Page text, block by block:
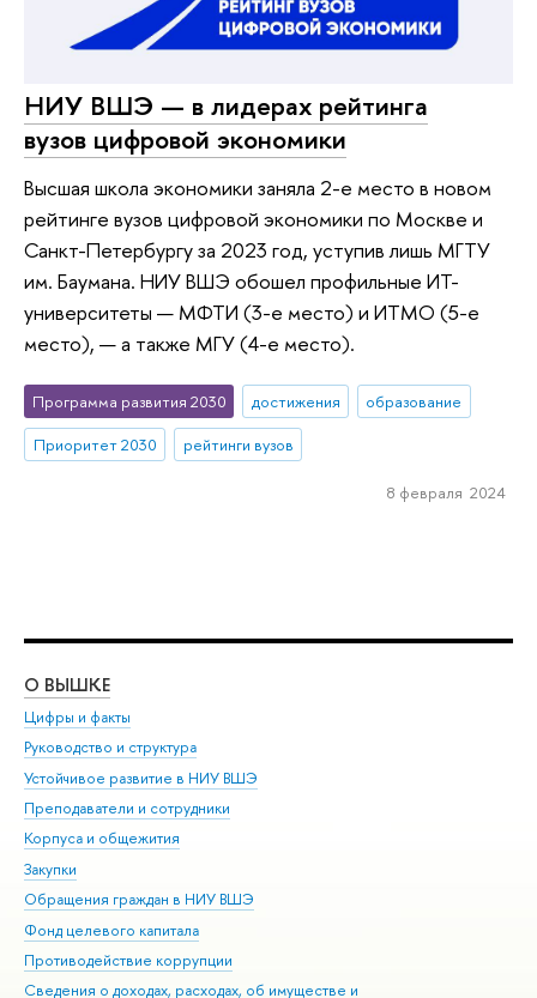
НИУ ВШЭ — в лидерах рейтинга
вузов цифровой экономики
Высшая школа экономики заняла 2-е место в новом
рейтинге вузов цифровой экономики по Москве и
Санкт-Петербургу за 2023 год, уступив лишь МГТУ
им. Баумана. НИУ ВШЭ обошел профильные ИТ-
университеты — МФТИ (3-е место) и ИТМО (5-е
место), — а также МГУ (4-е место).
Программа развития 2030 достижения
образование
Приоритет 2030
рейтинги вузов
8 февраля 2024
О ВЫШКЕ
Цифры и факты
Руководство и структура
Устойчивое развитие в НИУ ВШЭ
Преподаватели и сотрудники
Корпуса и общежития
Закупки
Обращения граждан в НИУ ВШЭ
Фонд целевого капитала
Противодействие коррупции
Сведения о доходах, расходах, об имуществе и